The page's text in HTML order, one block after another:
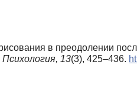
в преодолении
13(3), 425–436.